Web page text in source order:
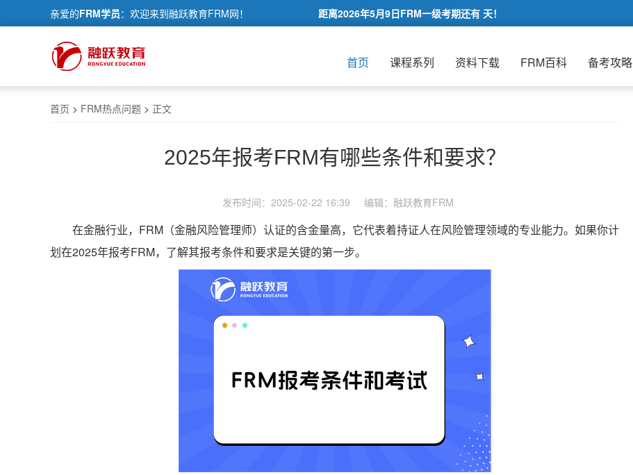
亲爱的FRM学员：欢迎来到融跃教育FRM网！ 距离2026年5月9日FRM一级考期还有 天！
首页 课程系列 资料下载 FRM百科 备考攻略
首页 > FRM热点问题 > 正文
2025年报考FRM有哪些条件和要求？
发布时间：2025-02-22 16:39 编辑：融跃教育FRM
在金融行业，FRM（金融风险管理师）认证的含金量高，它代表着持证人在风险管理领域的专业能力。如果你计
划在2025年报考FRM，了解其报考条件和要求是关键的第一步。